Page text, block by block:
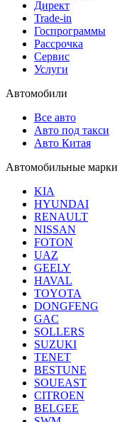
Директ
Trade-in
Госпрограммы
Рассрочка
Сервис
Услуги
Автомобили
Все авто
Авто под такси
Авто Китая
Автомобильные марки
KIA
HYUNDAI
RENAULT
NISSAN
FOTON
UAZ
GEELY
HAVAL
TOYOTA
DONGFENG
GAC
SOLLERS
SUZUKI
TENET
BESTUNE
SOUEAST
CITROEN
BELGEE